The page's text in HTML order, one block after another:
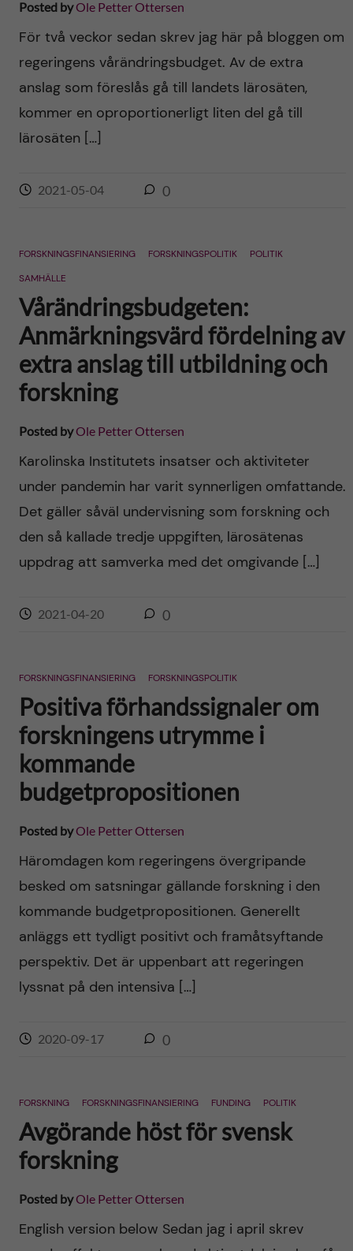
Posted byOle Petter Ottersen
För två veckor sedan skrev jag här på bloggen om
regeringens vårändringsbudget. Av de extra
anslag som föreslås gå till landets lärosäten,
kommer en oproportionerligt liten del gå till
lärosäten […]
2021-05-04 0
FORSKNINGSFINANSIERING FORSKNINGSPOLITIK
POLITIK
SAMHÄLLE
Vårändringsbudgeten:
Anmärkningsvärd fördelning av
extra anslag till utbildning och
forskning
Posted byOle Petter Ottersen
Karolinska Institutets insatser och aktiviteter
under pandemin har varit synnerligen omfattande.
Det gäller såväl undervisning som forskning och
den så kallade tredje uppgiften, lärosätenas
uppdrag att samverka med det omgivande […]
2021-04-20 0
FORSKNINGSFINANSIERING FORSKNINGSPOLITIK
Positiva förhandssignaler om
forskningens utrymme i
kommande
budgetpropositionen
Posted byOle Petter Ottersen
Häromdagen kom regeringens övergripande
besked om satsningar gällande forskning i den
kommande budgetpropositionen. Generellt
anläggs ett tydligt positivt och framåtsyftande
perspektiv. Det är uppenbart att regeringen
lyssnat på den intensiva […]
2020-09-17 0
FORSKNING FORSKNINGSFINANSIERING FUNDING POLITIK
Avgörande höst för svensk
forskning
Posted byOle Petter Ottersen
English version below Sedan jag i april skrev